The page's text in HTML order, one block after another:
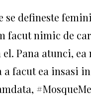
se defineste
facut nimic de
el. Pana atunci, ea
a facut ea insasi